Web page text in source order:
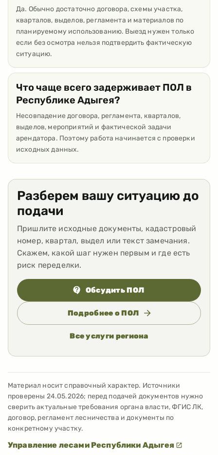
Да. Обычно достаточно договора, схемы участка,
кварталов, выделов, регламента и материалов по
планируемому использованию. Выезд нужен только
если без осмотра нельзя подтвердить фактическую
ситуацию.
Что чаще всего задерживает ПОЛ в
Республике Адыгея?
Несовпадение договора, регламента, кварталов,
выделов, мероприятий и фактической задачи
арендатора. Поэтому работа начинается с проверки
исходных данных.
Разберем вашу ситуацию до
подачи
Пришлите исходные документы, кадастровый
номер, квартал, выдел или текст замечания.
Скажем, какой шаг нужен первым и где есть
риск переделки.
Обсудить ПОЛ
Подробнее о ПОЛ
Все услуги региона
Материал носит справочный характер. Источники
проверены 24.05.2026; перед подачей документов нужно
сверить актуальные требования органа власти, ФГИС ЛК,
договор, регламент лесничества и документы по
конкретному участку.
Управление лесами Республики Адыгея